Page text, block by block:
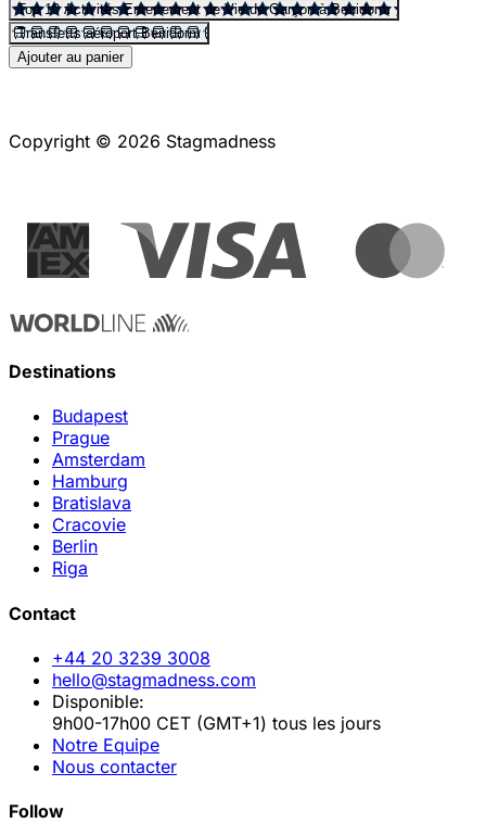
Top 10 Activités Enterrement de Vie de Garçon à Benidorm
Transferts aéroport Benidorm
Ajouter au panier
Copyright © 2026 Stagmadness
Destinations
Budapest
Prague
Amsterdam
Hamburg
Bratislava
Cracovie
Berlin
Riga
Contact
+44 20 3239 3008
hello@stagmadness.com
Disponible:
9h00-17h00 CET (GMT+1) tous les jours
Notre Equipe
Nous contacter
Follow